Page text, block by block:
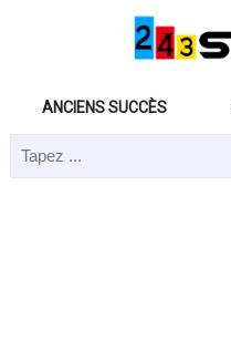
ANCIENS SUCCÈS